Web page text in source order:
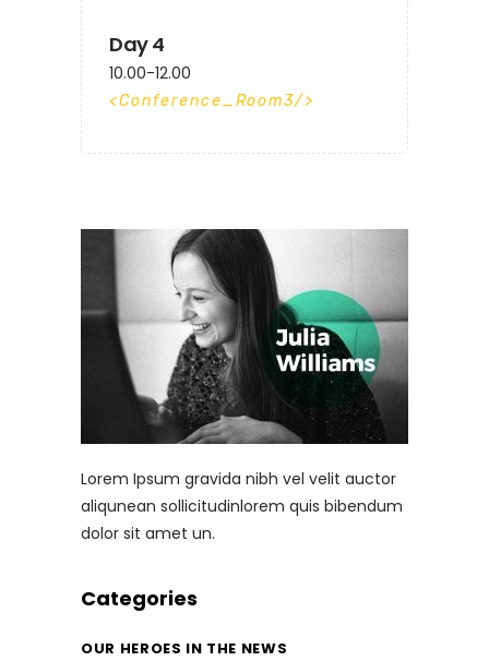
Day 4
10.00-12.00
Conference_Room3
Lorem Ipsum gravida nibh vel velit auctor
aliqunean sollicitudinlorem quis bibendum
dolor sit amet un.
Categories
OUR HEROES IN THE NEWS